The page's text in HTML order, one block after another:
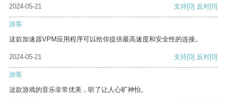
2024-05-21 支持[0] 反对[0]
游客
这款加速器VPM应用程序可以给你提供最高速度和安全性的连接。
2024-05-21 支持[0] 反对[0]
游客
这款游戏的音乐非常优美，听了让人心旷神怡。